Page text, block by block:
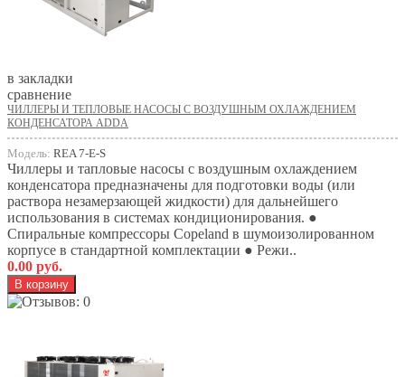
в закладки
сравнение
ЧИЛЛЕРЫ И ТЕПЛОВЫЕ НАСОСЫ С ВОЗДУШНЫМ ОХЛАЖДЕНИЕМ
КОНДЕНСАТОРА ADDA
Модель: REA 7-E-S
Чиллеры и тапловые насосы с воздушным охлаждением
конденсатора предназначены для подготовки воды (или
раствора незамерзающей жидкости) для дальнейшего
использования в системах кондиционирования. ●
Спиральные компрессоры Copeland в шумоизолированном
корпусе в стандартной комплектации ● Режи..
0.00 руб.